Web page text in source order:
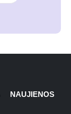
NAUJIENOS